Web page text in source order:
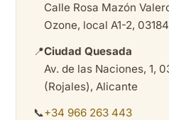
Calle Rosa Mazón
Ozone, local A1-2,
📍Ciudad Quesada
Av. de las Naciones, 1,
(Rojales), Alicante
📞+34 966 263 443